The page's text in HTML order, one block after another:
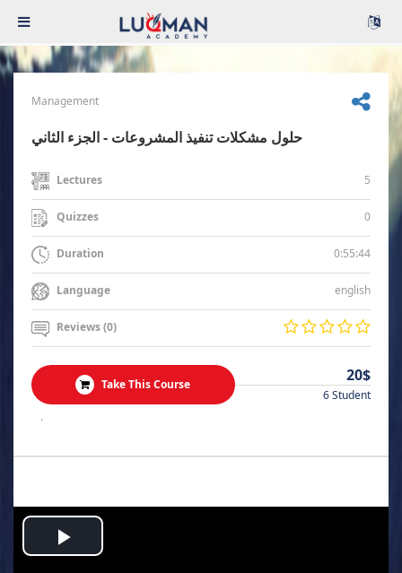
Management
حلول مشكلات تنفيذ المشروعات - الجزء الثاني
Lectures 5
Quizzes 0
Duration 0:55:44
Language english
Reviews (0)
Take This Course 20$
6 Student
.
Play